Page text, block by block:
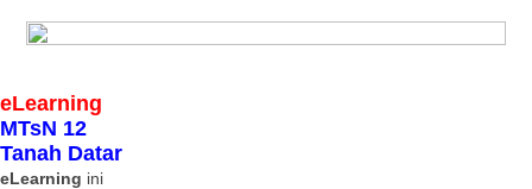
eLearning
MTsN 12
Tanah Datar
eLearning ini